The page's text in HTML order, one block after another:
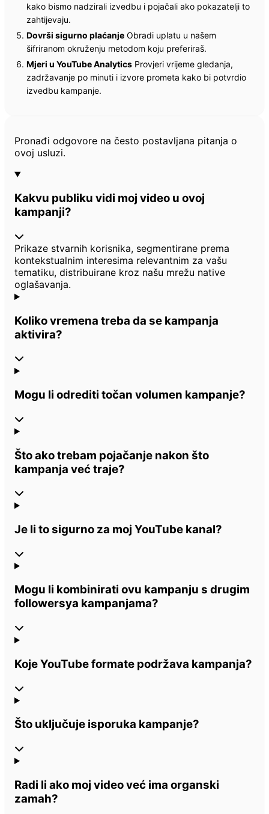
kako bismo nadzirali izvedbu i pojačali ako pokazatelji to
zahtijevaju.
Dovrši sigurno plaćanje Obradi uplatu u našem
šifriranom okruženju metodom koju preferiraš.
Mjeri u YouTube Analytics Provjeri vrijeme gledanja,
zadržavanje po minuti i izvore prometa kako bi potvrdio
izvedbu kampanje.
Često postavljana pitanja
Pronađi odgovore na često postavljana pitanja o
ovoj usluzi.
Kakvu publiku vidi moj video u ovoj
kampanji?
Prikaze stvarnih korisnika, segmentirane prema
kontekstualnim interesima relevantnim za vašu
tematiku, distribuirane kroz našu mrežu native
oglašavanja.
Koliko vremena treba da se kampanja
aktivira?
Mogu li odrediti točan volumen kampanje?
Što ako trebam pojačanje nakon što
kampanja već traje?
Je li to sigurno za moj YouTube kanal?
Mogu li kombinirati ovu kampanju s drugim
followersya kampanjama?
Koje YouTube formate podržava kampanja?
Što uključuje isporuka kampanje?
Radi li ako moj video već ima organski
zamah?